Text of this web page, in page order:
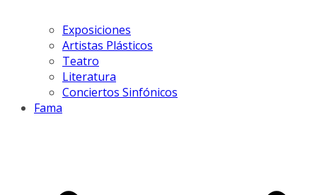
Exposiciones
Artistas Plásticos
Teatro
Literatura
Conciertos Sinfónicos
Fama